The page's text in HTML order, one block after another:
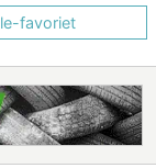
favoriet